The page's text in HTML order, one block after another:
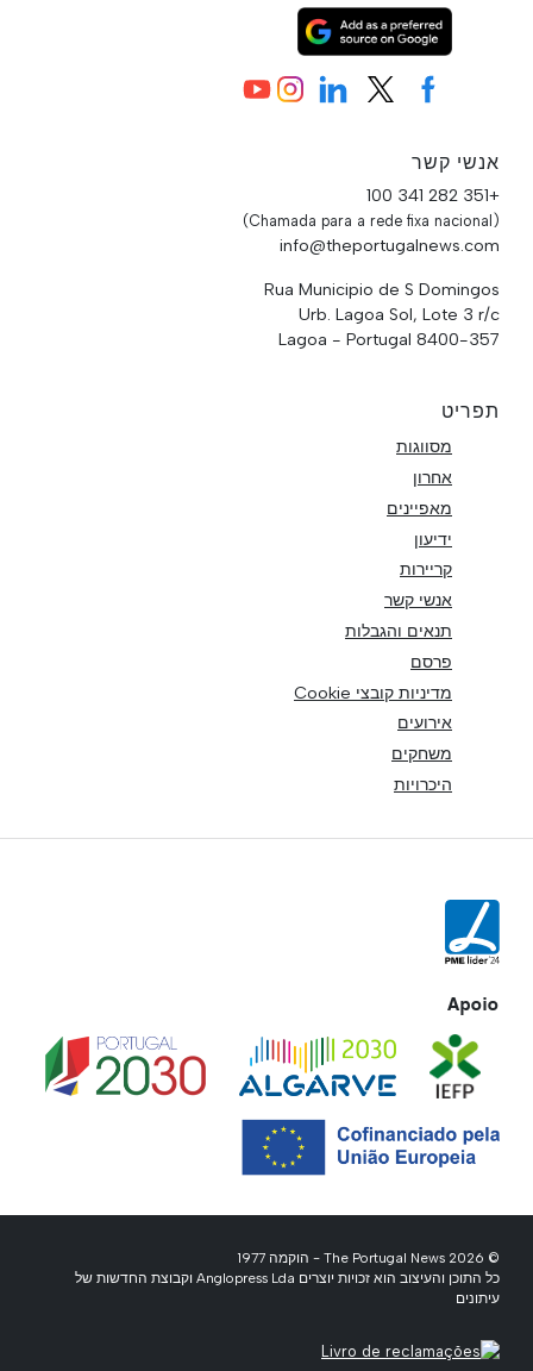
אנשי קשר
+351 282 341 100
(Chamada para a rede fixa nacional)
info@theportugalnews.com
Rua Municipio de S Domingos
Urb. Lagoa Sol, Lote 3 r/c
8400-357 Lagoa - Portugal
תפריט
מסווגות
אחרון
מאפיינים
ידיעון
קריירות
אנשי קשר
תנאים והגבלות
פרסם
מדיניות קובצי Cookie
אירועים
משחקים
היכרויות
Apoio
© 2026 The Portugal News - הוקמה 1977
כל התוכן והעיצוב הוא זכויות יוצרים Anglopress Lda וקבוצת החדשות של
עיתונים